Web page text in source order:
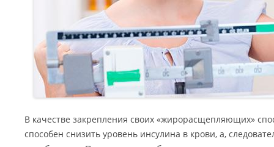
В качестве закрепления своих «жирорасщепляющих»
способен снизить уровень инсулина в крови, а,